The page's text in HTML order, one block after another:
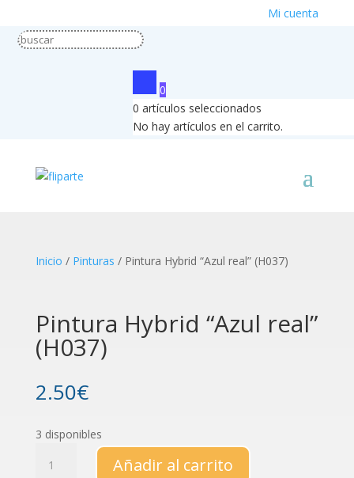
Mi cuenta
0
0 artículos seleccionados
No hay artículos en el carrito.
Inicio / Pinturas / Pintura Hybrid “Azul real” (H037)
Pintura Hybrid “Azul real”
(H037)
2.50€
3 disponibles
Hybrid
Añadir al carrito